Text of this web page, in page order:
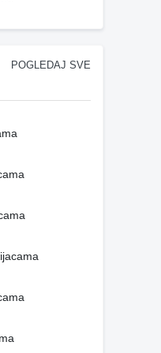
POGLEDAJ SVE